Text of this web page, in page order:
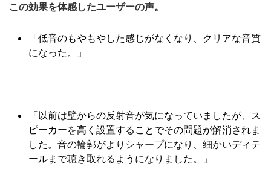
この効果を体感したユーザーの声。
「低音のもやもやした感じがなくなり、クリアな音質
になった。」
「以前は壁からの反射音が気になっていましたが、ス
ピーカーを高く設置することでその問題が解消されま
した。音の輪郭がよりシャープになり、細かいディテ
ールまで聴き取れるようになりました。」